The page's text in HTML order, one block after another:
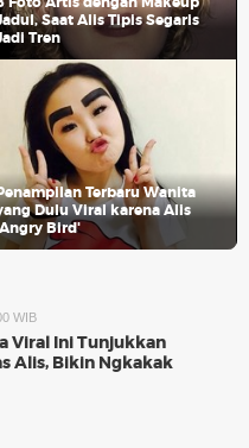
Saat Alis Tipis Segaris
Tren
Terbaru Wanita
Dulu Viral karena Alis
Bird'
WIB
Viral Ini Tunjukkan
Alis, Bikin Ngkakak